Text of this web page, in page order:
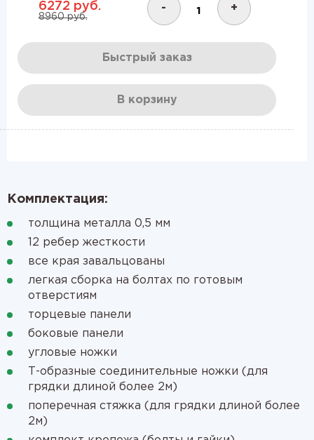
6272 руб.
8960 руб.
- +
Быстрый заказ
В корзину
Комплектация:
толщина металла 0,5 мм
12 ребер жесткости
все края завальцованы
легкая сборка на болтах по готовым
отверстиям
торцевые панели
боковые панели
угловые ножки
Т-образные соединительные ножки (для
грядки длиной более 2м)
поперечная стяжка (для грядки длиной более
2м)